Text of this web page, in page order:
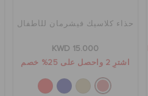
حذاء كلاسيك فيشرمان للأطفال
KWD 15.000
اشترِ 2 واحصل على 25% خصم